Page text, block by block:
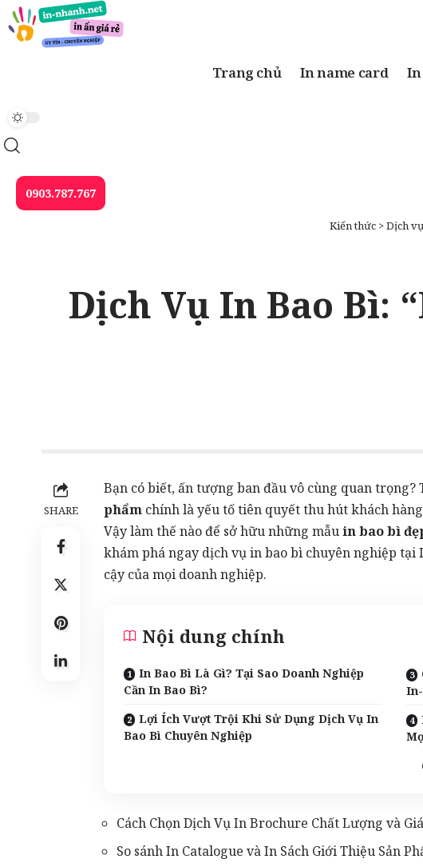
Trang chủ In name card
0903.787.767
Kiến thức>Dịch
Dịch Vụ In Bao Bì:
SHARE
Bạn có biết, ấn tượng ban đầu vô cùng quan
phẩm chính là yếu tố tiên quyết thu hút khách
Vậy làm thế nào để sở hữu những mẫuin bao bì
khám phá ngay dịch vụ in bao bì chuyên nghiệp
cậy của mọi doanh nghiệp.
Nội dung chính
In Bao Bì Là Gì? Tại Sao Doanh Nghiệp
Cần In Bao Bì?
Lợi Ích Vượt Trội Khi Sử Dụng Dịch Vụ In
Bao Bì Chuyên Nghiệp
Cách Chọn Dịch Vụ In Brochure Chất Lượng và
So sánh In Catalogue và In Sách Giới Thiệu Sản